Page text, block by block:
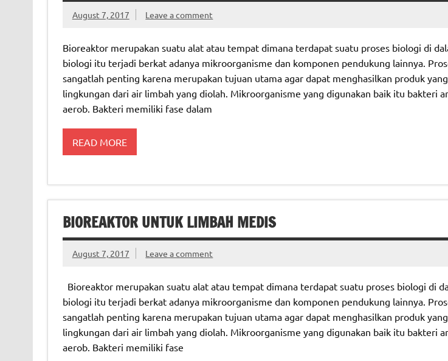
August 7, 2017 Leave a comment
Bioreaktor merupakan suatu alat atau tempat dimana terdapat suatu proses biologi di
biologi itu terjadi berkat adanya mikroorganisme dan komponen pendukung lainnya.
sangatlah penting karena merupakan tujuan utama agar dapat menghasilkan produk
lingkungan dari air limbah yang diolah. Mikroorganisme yang digunakan baik itu bakteri
aerob. Bakteri memiliki fase dalam
READ MORE
BIOREAKTOR UNTUK LIMBAH MEDIS
August 7, 2017 Leave a comment
Bioreaktor merupakan suatu alat atau tempat dimana terdapat suatu proses biologi di
biologi itu terjadi berkat adanya mikroorganisme dan komponen pendukung lainnya.
sangatlah penting karena merupakan tujuan utama agar dapat menghasilkan produk
lingkungan dari air limbah yang diolah. Mikroorganisme yang digunakan baik itu bakteri
aerob. Bakteri memiliki fase